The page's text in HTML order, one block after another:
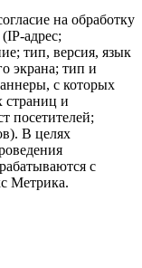
на обработку
адрес;
тип, версия, язык
экрана; тип и
с которых
страниц и
посетителей;
В целях
с
Метрика.